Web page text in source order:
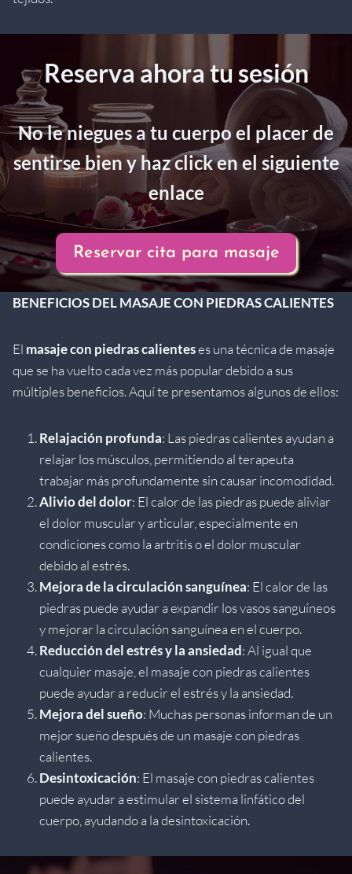
Reserva ahora tu sesión
No le niegues a tu cuerpo el placer de
sentirse bien y haz click en el siguiente
enlace
Reservar cita para masaje
BENEFICIOS DEL MASAJE CON PIEDRAS CALIENTES
El masaje con piedras calienteses una técnica de masaje
que se ha vuelto cada vez más popular debido a sus
múltiples beneficios. Aquí te presentamos algunos de ellos:
Relajación profunda: Las piedras calientes ayudan a
relajar los músculos, permitiendo al terapeuta
trabajar más profundamente sin causar incomodidad.
Alivio del dolor: El calor de las piedras puede aliviar
el dolor muscular y articular, especialmente en
condiciones como la artritis o el dolor muscular
debido al estrés.
Mejora de la circulación sanguínea: El calor de las
piedras puede ayudar a expandir los vasos sanguíneos
y mejorar la circulación sanguínea en el cuerpo.
Reducción del estrés y la ansiedad: Al igual que
cualquier masaje, el masaje con piedras calientes
puede ayudar a reducir el estrés y la ansiedad.
Mejora del sueño: Muchas personas informan de un
mejor sueño después de un masaje con piedras
calientes.
Desintoxicación: El masaje con piedras calientes
puede ayudar a estimular el sistema linfático del
cuerpo, ayudando a la desintoxicación.